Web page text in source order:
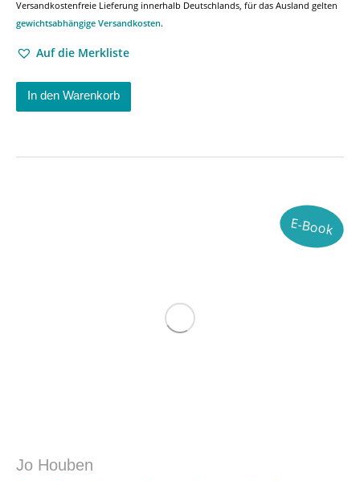
Versandkostenfreie Lieferung innerhalb Deutschlands, für das Ausland gelten
gewichtsabhängige Versandkosten.
Auf die Merkliste
In den Warenkorb
E-Book
Jo Houben